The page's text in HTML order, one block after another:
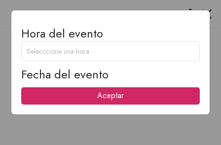
Hora del evento
Fecha del evento
Aceptar